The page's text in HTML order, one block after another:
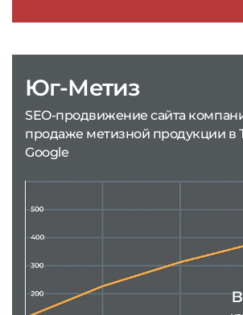
Юг-Метиз
SEO-продвижение сайта
продаже метизной продукции в
Google